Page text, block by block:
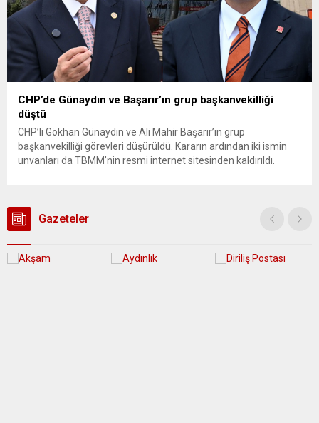
CHP’de Günaydın ve Başarır’ın grup başkanvekilliği
düştü
CHP’li Gökhan Günaydın ve Ali Mahir Başarır’ın grup
başkanvekilliği görevleri düşürüldü. Kararın ardından iki ismin
unvanları da TBMM’nin resmi internet sitesinden kaldırıldı.
(YDK) sevk edilen ve partideki tüm görevlerinden...
Gazeteler